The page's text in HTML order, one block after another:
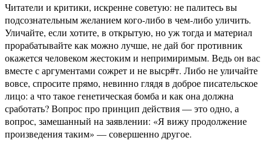
Читатели и критики, искренне советую: не палитесь вы
подсознательным желанием кого-либо в чем-либо уличить.
Уличайте, если хотите, в открытую, но уж тогда и материал
прорабатывайте как можно лучше, не дай бог противник
окажется человеком жестоким и непримиримым. Ведь он вас
вместе с аргументами сожрет и не выср#т. Либо не уличайте
вовсе, спросите прямо, невинно глядя в доброе писательское
лицо: а что такое генетическая бомба и как она должна
сработать? Вопрос про принцип действия — это одно, а
вопрос, замешанный на заявлении: «Я вижу продолжение
произведения таким» — совершенно другое.